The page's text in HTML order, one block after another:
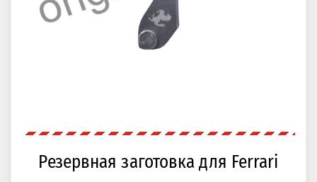
Резервная заготовка для Ferrari